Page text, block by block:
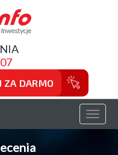
ZA DARMO
Toggle